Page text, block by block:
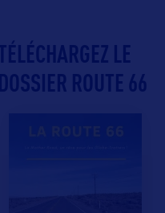
LE
DOSSIER ROUTE 66